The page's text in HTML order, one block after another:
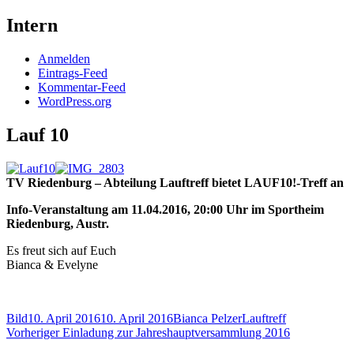
Intern
Anmelden
Eintrags-Feed
Kommentar-Feed
WordPress.org
Lauf 10
TV Riedenburg – Abteilung Lauftreff bietet LAUF10!-Treff an
Info-Veranstaltung am 11.04.2016, 20:00 Uhr im Sportheim
Riedenburg, Austr.
Es freut sich auf Euch
Bianca & Evelyne
Format
BildVeröffentlicht
am
10. April 201610. April 2016Autor
Bianca PelzerKategorien
Lauftreff
Beitragsnavigation
Vorheriger Vorheriger
Einladung zur Jahreshauptversammlung 2016